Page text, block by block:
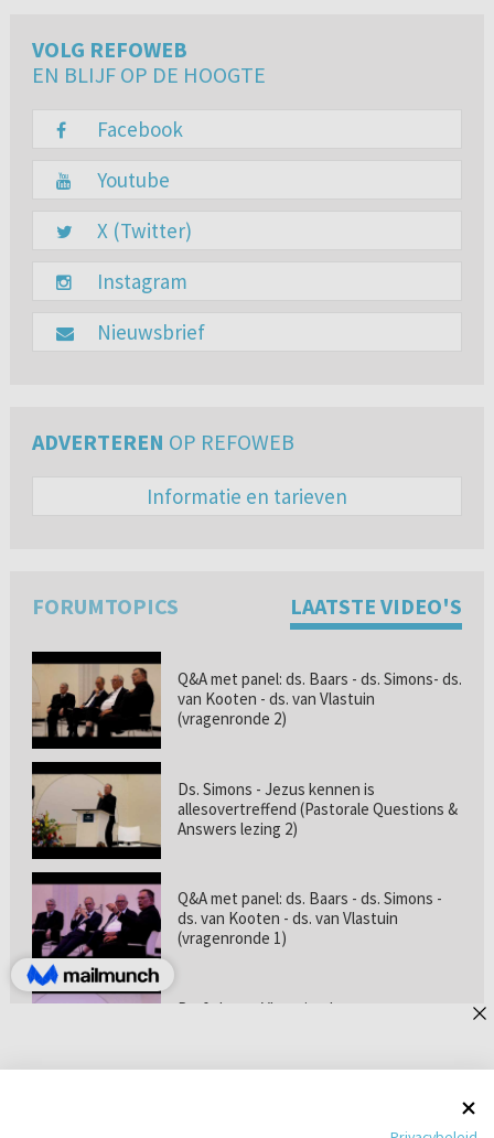
VOLG REFOWEB
EN BLIJF OP DE HOOGTE
Facebook
Youtube
X (Twitter)
Instagram
Nieuwsbrief
ADVERTEREN OP REFOWEB
Informatie en tarieven
FORUMTOPICS LAATSTE VIDEO'S
Q&A met panel: ds. Baars - ds. Simons- ds.
van Kooten - ds. van Vlastuin
(vragenronde 2)
Ds. Simons - Jezus kennen is
allesovertreffend (Pastorale Questions &
Answers lezing 2)
Q&A met panel: ds. Baars - ds. Simons -
ds. van Kooten - ds. van Vlastuin
(vragenronde 1)
Prof. dr. van Vlastuin - Is